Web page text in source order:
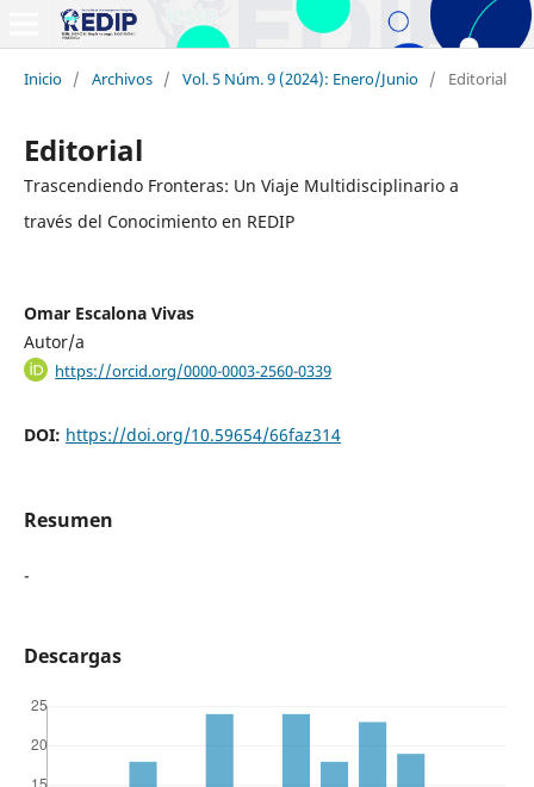
Inicio / Archivos / Vol. 5 Núm. 9 (2024): Enero/Junio / Editorial
Editorial
Trascendiendo Fronteras: Un Viaje Multidisciplinario a
través del Conocimiento en REDIP
Omar Escalona Vivas
Autor/a
https://orcid.org/0000-0003-2560-0339
DOI: https://doi.org/10.59654/66faz314
Resumen
-
Descargas